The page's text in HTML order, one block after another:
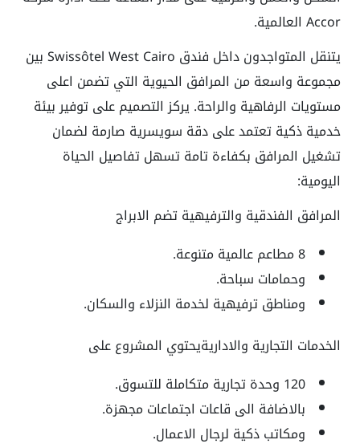
Accor العالمية.
يتنقل المتواجدون داخل فندق Swissôtel West Cairo بين
مجموعة واسعة من المرافق الحيوية التي تضمن اعلى
مستويات الرفاهية والراحة. يركز التصميم على توفير بيئة
خدمية ذكية تعتمد على دقة سويسرية صارمة لضمان
تشغيل المرافق بكفاءة تامة تسهل تفاصيل الحياة
اليومية:
المرافق الفندقية والترفيهية تضم الابراج
8 مطاعم عالمية متنوعة.
وحمامات سباحة.
ومناطق ترفيهية لخدمة النزلاء والسكان.
الخدمات التجارية والاداريةيحتوي المشروع على
120 وحدة تجارية متكاملة للتسوق.
بالاضافة الى قاعات اجتماعات مجهزة.
ومكاتب ذكية لرجال الاعمال.